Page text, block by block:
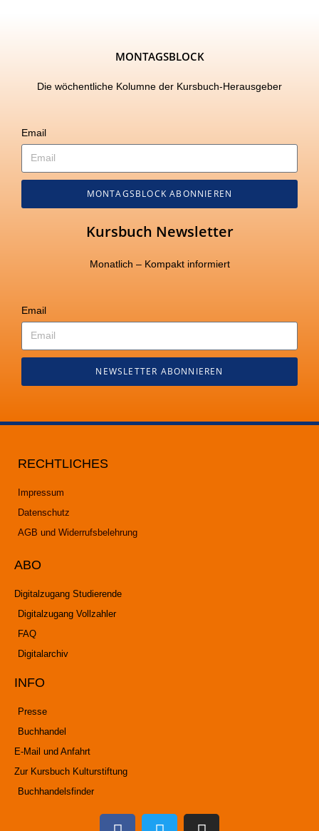
MONTAGSBLOCK
Die wöchentliche Kolumne der Kursbuch-Herausgeber
Email
MONTAGSBLOCK ABONNIEREN
Kursbuch Newsletter
Monatlich – Kompakt informiert
Email
NEWSLETTER ABONNIEREN
RECHTLICHES
Impressum
Datenschutz
AGB und Widerrufsbelehrung
ABO
Digitalzugang Studierende
Digitalzugang Vollzahler
FAQ
Digitalarchiv
INFO
Presse
Buchhandel
E-Mail und Anfahrt
Zur Kursbuch Kulturstiftung
Buchhandelsfinder